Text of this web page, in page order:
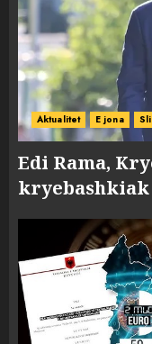
Aktualitet E jona
Edi Rama,